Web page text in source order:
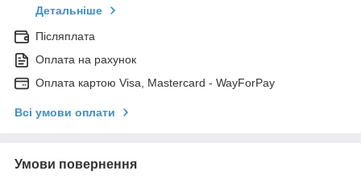
Детальніше
Післяплата
Оплата на рахунок
Оплата картою Visa, Mastercard - WayForPay
Всі умови оплати
Умови повернення